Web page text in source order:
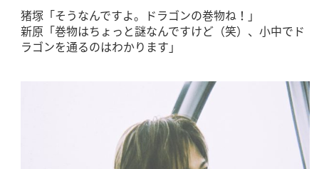
猪塚「そうなんですよ。ドラゴンの巻物ね！」
新原「巻物はちょっと謎なんですけど（笑）、小中でド
ラゴンを通るのはわかります」